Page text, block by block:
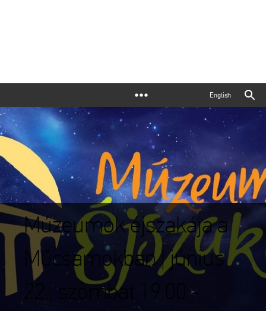
English
Múzeumok éjszakája a
Műcsarnokban | június
22., szombat 19:00 -